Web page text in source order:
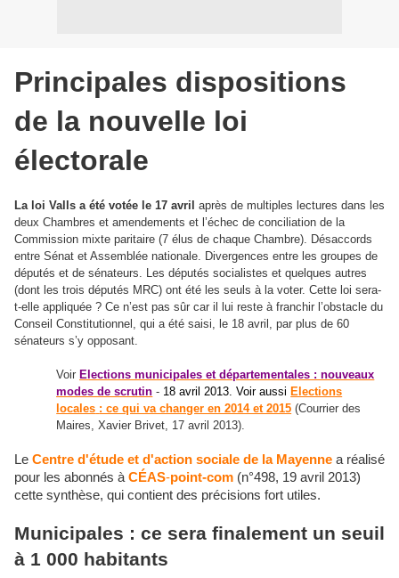
Principales dispositions
de la nouvelle loi
électorale
La loi Valls a été votée le 17 avril après de multiples lectures dans les
deux Chambres et amendements et l’échec de conciliation de la
Commission mixte paritaire (7 élus de chaque Chambre). Désaccords
entre Sénat et Assemblée nationale. Divergences entre les groupes de
députés et de sénateurs. Les députés socialistes et quelques autres
(dont les trois députés MRC) ont été les seuls à la voter. Cette loi sera-
t-elle appliquée ? Ce n’est pas sûr car il lui reste à franchir l’obstacle du
Conseil Constitutionnel, qui a été saisi, le 18 avril, par plus de 60
sénateurs s’y opposant.
Voir Elections municipales et départementales : nouveaux
modes de scrutin - 18 avril 2013. Voir aussi Elections
locales : ce qui va changer en 2014 et 2015 (Courrier des
Maires, Xavier Brivet, 17 avril 2013).
Le Centre d'étude et d'action sociale de la Mayenne a réalisé
pour les abonnés à CÉAS-point-com (n°498, 19 avril 2013)
cette synthèse, qui contient des précisions fort utiles.
Municipales : ce sera finalement un seuil
à 1 000 habitants